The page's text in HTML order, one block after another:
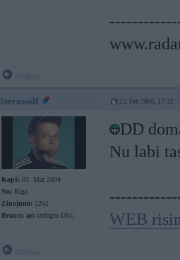
Sternwolf 23. Feb 2006, 17:32
Kopš: 03. Mar 2004
No: Rīga
Ziņojumi: 2262
Braucu ar: izslēgtu DSC
DD
Nu labi
WEB